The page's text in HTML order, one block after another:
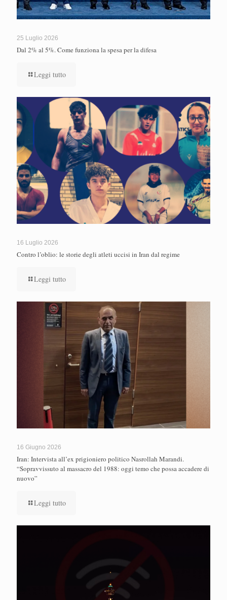
25 Luglio 2026
Dal 2% al 5%. Come funziona la spesa per la difesa
Leggi tutto
16 Luglio 2026
Contro l’oblio: le storie degli atleti uccisi in Iran dal regime
Leggi tutto
16 Giugno 2026
Iran: Intervista all’ex prigioniero politico Nasrollah Marandi.
“Sopravvissuto al massacro del 1988: oggi temo che possa accadere di
nuovo”
Leggi tutto